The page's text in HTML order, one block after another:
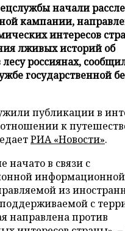
начали
кампании,
интересов
лживых историй об
россиянах,
государственной
публикации в
к
РИА «Новости».
начато в связи с
информационной
из
поддерживаемой с
направлена против